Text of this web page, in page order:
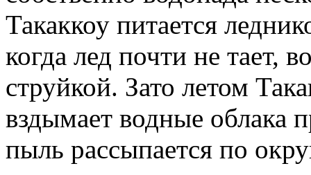
Такаккоу питается
когда лед почти не тает,
струйкой. Зато летом
вздымает водные облака
пыль рассыпается по